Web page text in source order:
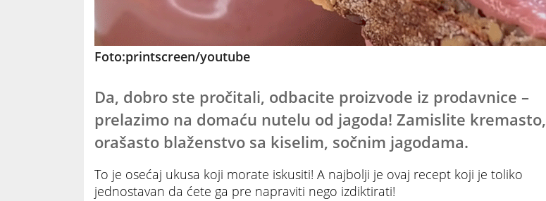
Foto:printscreen/youtube
Da, dobro ste pročitali, odbacite proizvode iz prodavnice –
prelazimo na domaću nutelu od jagoda! Zamislite kremasto,
orašasto blaženstvo sa kiselim, sočnim jagodama.
To je osećaj ukusa koji morate iskusiti! A najbolji je ovaj recept koji je toliko
jednostavan da ćete ga pre napraviti nego izdiktirati!